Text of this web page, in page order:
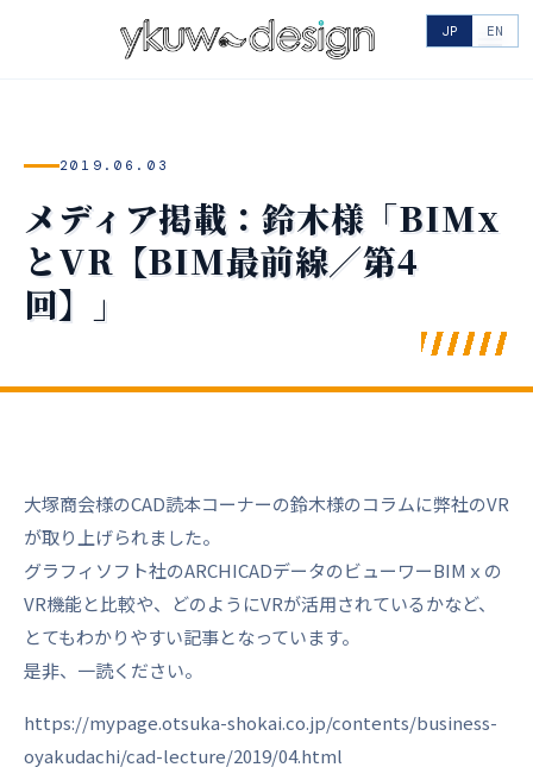
JP EN
2019.06.03
メディア掲載：鈴木様「BIMx
とVR【BIM最前線／第4
回】」
大塚商会様のCAD読本コーナーの鈴木様のコラムに弊社のVR
が取り上げられました。
グラフィソフト社のARCHICADデータのビューワーBIMｘの
VR機能と比較や、どのようにVRが活用されているかなど、
とてもわかりやすい記事となっています。
是非、一読ください。
https://mypage.otsuka-shokai.co.jp/contents/business-
oyakudachi/cad-lecture/2019/04.html